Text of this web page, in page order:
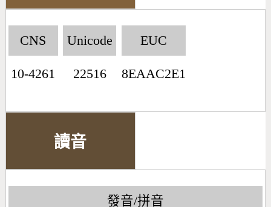
CNS
10-4261
Unicode
22516
EUC
8EAAC2E1
讀音
發音/拼音